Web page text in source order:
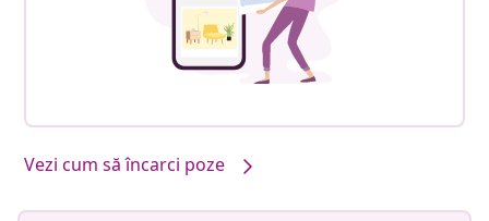
Vezi cum să încarci poze